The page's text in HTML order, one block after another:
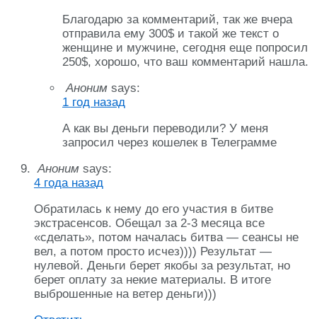
Благодарю за комментарий, так же вчера
отправила ему 300$ и такой же текст о
женщине и мужчине, сегодня еще попросил
250$, хорошо, что ваш комментарий нашла.
Аноним says:
1 год назад
А как вы деньги переводили? У меня
запросил через кошелек в Телеграмме
Аноним says:
4 года назад
Обратилась к нему до его участия в битве
экстрасенсов. Обещал за 2-3 месяца все
«сделать», потом началась битва — сеансы не
вел, а потом просто исчез)))) Результат —
нулевой. Деньги берет якобы за результат, но
берет оплату за некие материалы. В итоге
выброшенные на ветер деньги)))